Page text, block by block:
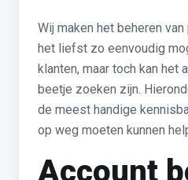
Wij maken het beheren
het liefst zo eenvoudig
klanten, maar toch kan het
beetje zoeken zijn.
de meest handige
op weg moeten kunnen
Account